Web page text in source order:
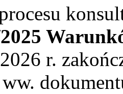
r.
ww.